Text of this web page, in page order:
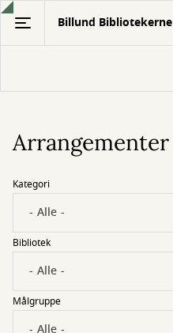
Gå
hovedindhold
Billund Bibliotekerne
Arrangementer
Kategori
Bibliotek
Målgruppe